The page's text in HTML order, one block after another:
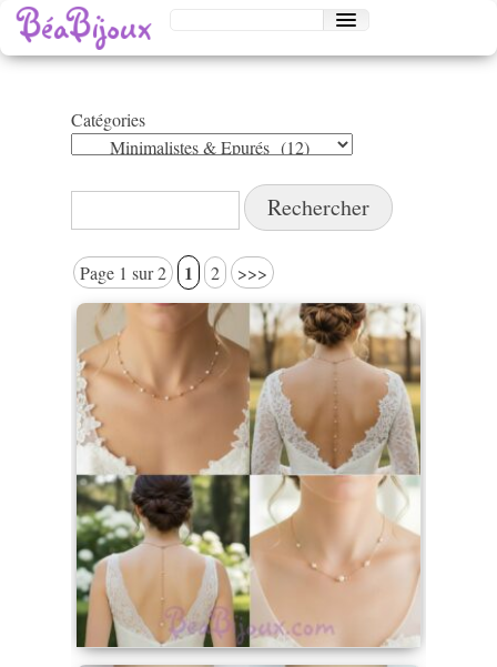
Catégories
Catégories
Rechercher :
Page 1 sur 2 1 2 >>>